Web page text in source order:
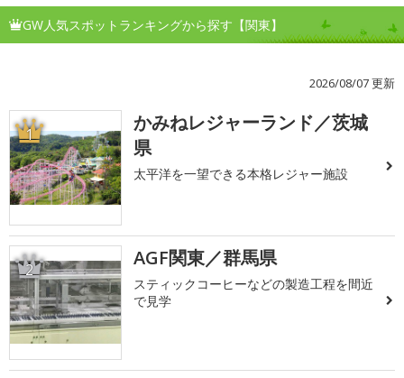
GW人気スポットランキングから探す【関東】
2026/08/07 更新
1
かみねレジャーランド／茨城
県
太平洋を一望できる本格レジャー施設
2 AGF関東／群馬県
スティックコーヒーなどの製造工程を間近
で見学